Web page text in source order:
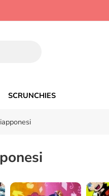
SCRUNCHIES